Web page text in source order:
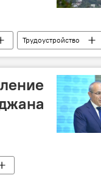
Трудоустройство